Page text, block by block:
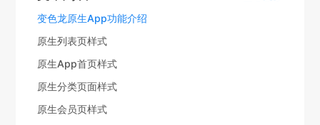
变色龙原生App功能介绍
原生列表页样式
原生App首页样式
原生分类页面样式
原生会员页样式